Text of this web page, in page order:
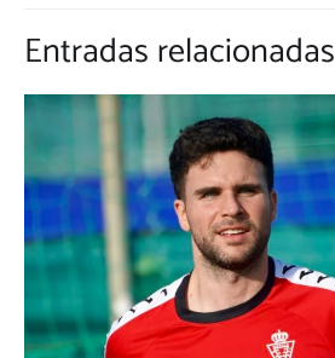
Entradas relacionadas